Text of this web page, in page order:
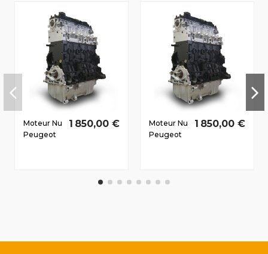
Moteur Nu
Peugeot
1 850,00 €
Moteur Nu
Peugeot
D HDi RHR
1 850,00 €